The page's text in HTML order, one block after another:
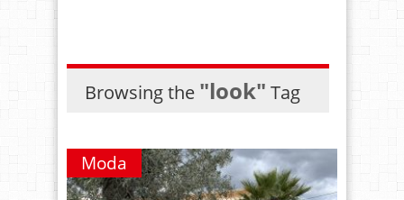
Browsing the "look" Tag
Moda